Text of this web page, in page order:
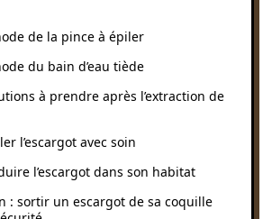
de la pince à épiler
du bain d’eau tiède
à prendre après l’extraction de
l’escargot avec soin
l’escargot dans son habitat
: sortir un escargot de sa coquille